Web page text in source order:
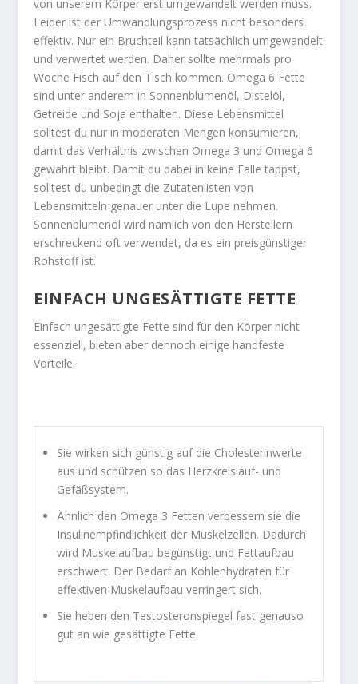
von unserem Körper erst umgewandelt werden muss.
Leider ist der Umwandlungsprozess nicht besonders
effektiv. Nur ein Bruchteil kann tatsächlich umgewandelt
und verwertet werden. Daher sollte mehrmals pro
Woche Fisch auf den Tisch kommen. Omega 6 Fette
sind unter anderem in Sonnenblumenöl, Distelöl,
Getreide und Soja enthalten. Diese Lebensmittel
solltest du nur in moderaten Mengen konsumieren,
damit das Verhältnis zwischen Omega 3 und Omega 6
gewahrt bleibt. Damit du dabei in keine Falle tappst,
solltest du unbedingt die Zutatenlisten von
Lebensmitteln genauer unter die Lupe nehmen.
Sonnenblumenöl wird nämlich von den Herstellern
erschreckend oft verwendet, da es ein preisgünstiger
Rohstoff ist.
EINFACH UNGESÄTTIGTE FETTE
Einfach ungesättigte Fette sind für den Körper nicht
essenziell, bieten aber dennoch einige handfeste
Vorteile.
Sie wirken sich günstig auf die Cholesterinwerte
aus und schützen so das Herzkreislauf- und
Gefäßsystem.
Ähnlich den Omega 3 Fetten verbessern sie die
Insulinempfindlichkeit der Muskelzellen. Dadurch
wird Muskelaufbau begünstigt und Fettaufbau
erschwert. Der Bedarf an Kohlenhydraten für
effektiven Muskelaufbau verringert sich.
Sie heben den Testosteronspiegel fast genauso
gut an wie gesättigte Fette.